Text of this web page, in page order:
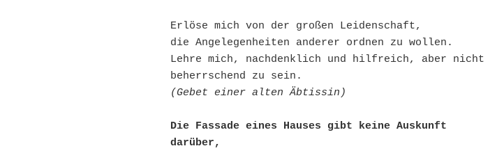
Erlöse mich von der großen Leidenschaft,
die Angelegenheiten anderer ordnen zu wollen.
Lehre mich, nachdenklich und hilfreich, aber nicht
(Gebet einer alten Äbtissin)
Die Fassade eines Hauses gibt keine Auskunft
darüber,